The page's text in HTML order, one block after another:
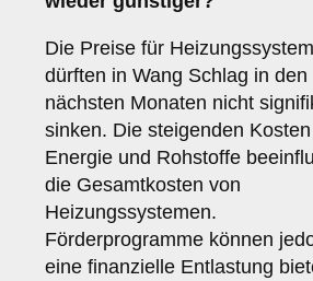
Die Preise für
dürften in Wang Schlag in den
nächsten Monaten nicht
sinken. Die steigenden
Energie und Rohstoffe
die Gesamtkosten von
Heizungssystemen.
Förderprogramme können
eine finanzielle Entlastung